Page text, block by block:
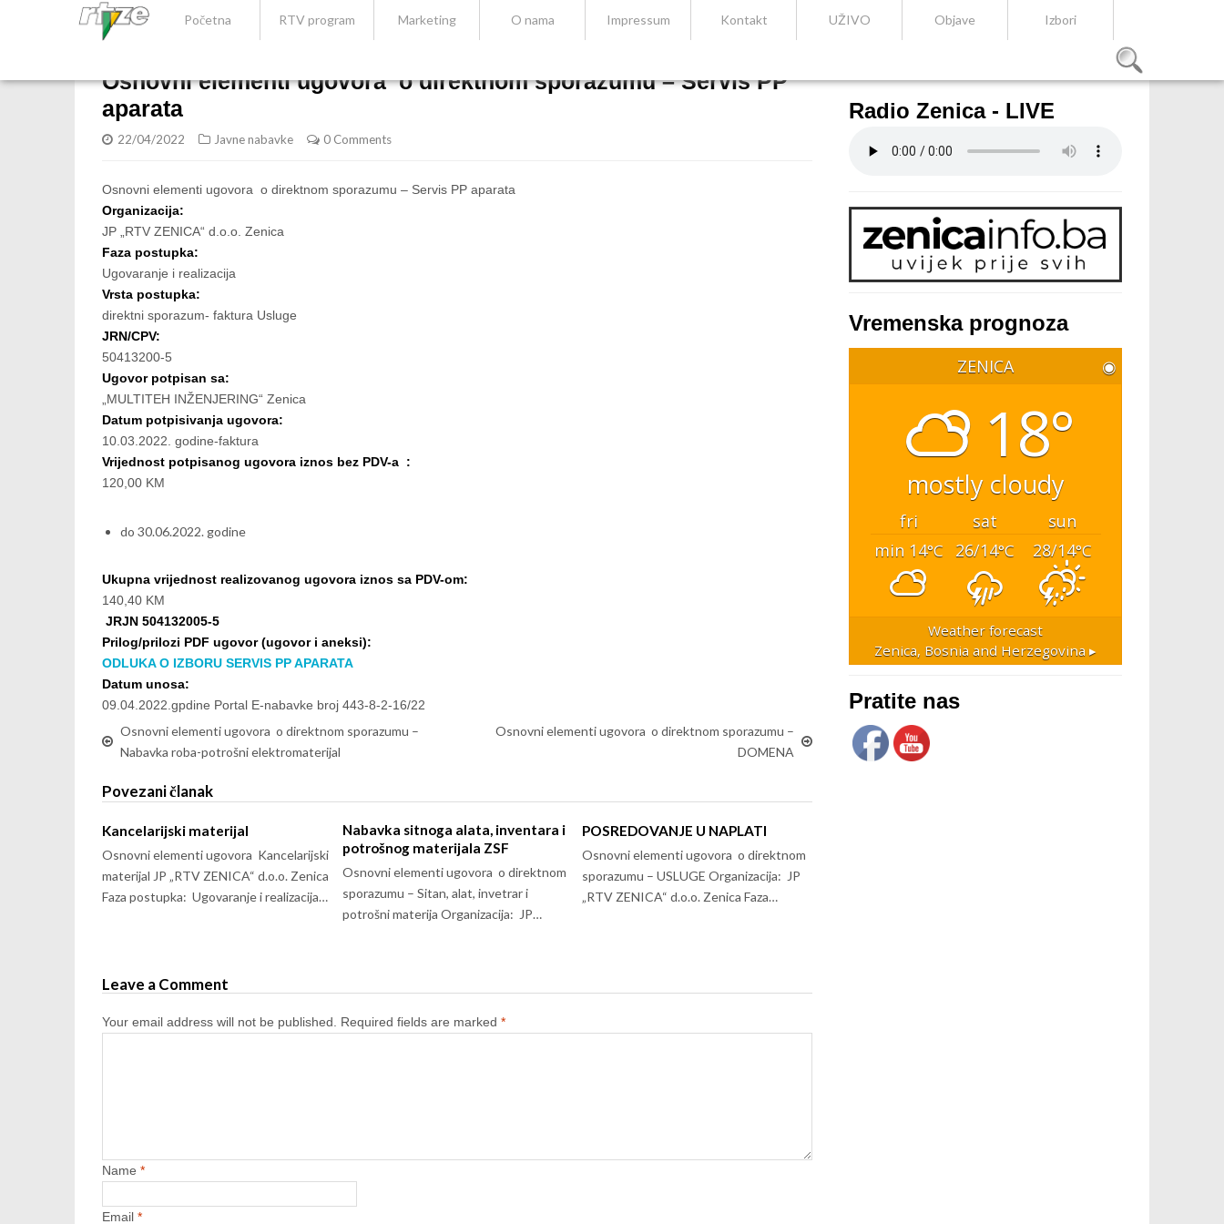
Početna RTV program Marketing O nama Impressum Kontakt UŽIVO Objave Izbori
Osnovni elementi ugovora o direktnom sporazumu – Servis PP
aparata
22/04/2022 Javne nabavke 0 Comments
Osnovni elementi ugovora o direktnom sporazumu – Servis PP aparata
Organizacija:
JP „RTV ZENICA“ d.o.o. Zenica
Faza postupka:
Ugovaranje i realizacija
Vrsta postupka:
direktni sporazum- faktura Usluge
JRN/CPV:
50413200-5
Ugovor potpisan sa:
„MULTITEH INŽENJERING“ Zenica
Datum potpisivanja ugovora:
10.03.2022. godine-faktura
Vrijednost potpisanog ugovora iznos bez PDV-a :
120,00 KM
do 30.06.2022. godine
Ukupna vrijednost realizovanog ugovora iznos sa PDV-om:
140,40 KM
JRJN 504132005-5
Prilog/prilozi PDF ugovor (ugovor i aneksi):
ODLUKA O IZBORU SERVIS PP APARATA
Datum unosa:
09.04.2022.gpdine Portal E-nabavke broj 443-8-2-16/22
Osnovni elementi ugovora o direktnom sporazumu –
Nabavka roba-potrošni elektromaterijal
Osnovni elementi ugovora o direktnom sporazumu –
DOMENA
Povezani članak
Kancelarijski materijal
Osnovni elementi ugovora Kancelarijski
materijal JP „RTV ZENICA“ d.o.o. Zenica
Faza postupka: Ugovaranje i realizacija…
Nabavka sitnoga alata, inventara i
potrošnog materijala ZSF
Osnovni elementi ugovora o direktnom
sporazumu – Sitan, alat, invetrar i
potrošni materija Organizacija: JP…
POSREDOVANJE U NAPLATI
Osnovni elementi ugovora o direktnom
sporazumu – USLUGE Organizacija: JP
„RTV ZENICA“ d.o.o. Zenica Faza…
Leave a Comment
Your email address will not be published. Required fields are marked *
Name *
Email *
Radio Zenica - LIVE
Vremenska prognoza
ZENICA ◉
18°
mostly cloudy
fri sat
sun
min 14°C 26/14°C 28/14°C
Weather forecast
Zenica, Bosnia and Herzegovina ▸
Pratite nas